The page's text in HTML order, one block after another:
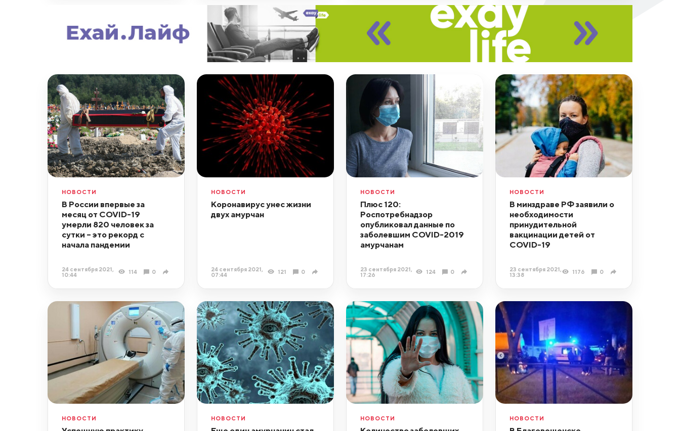
НОВОСТИ
В России впервые за
месяц от COVID-19
умерли 820 человек за
сутки – это рекорд с
начала пандемии
24 сентября 2021,
10:44
114 0
НОВОСТИ
Коронавирус унес жизни
двух амурчан
24 сентября 2021,
07:44
121 0
НОВОСТИ
Плюс 120:
Роспотребнадзор
опубликовал данные по
заболевшим COVID-2019
амурчанам
23 сентября 2021,
17:26
124 0
НОВОСТИ
В минздраве РФ заявили о
необходимости
принудительной
вакцинации детей от
COVID-19
23 сентября 2021,
13:38
1176 0
НОВОСТИ НОВОСТИ НОВОСТИ НОВОСТИ